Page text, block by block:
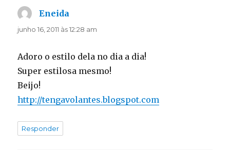
Eneida
junho 16, 2011 às 12:28 am
Adoro o estilo dela no dia a dia!
Super estilosa mesmo!
Beijo!
http://tengavolantes.blogspot.com
Responder